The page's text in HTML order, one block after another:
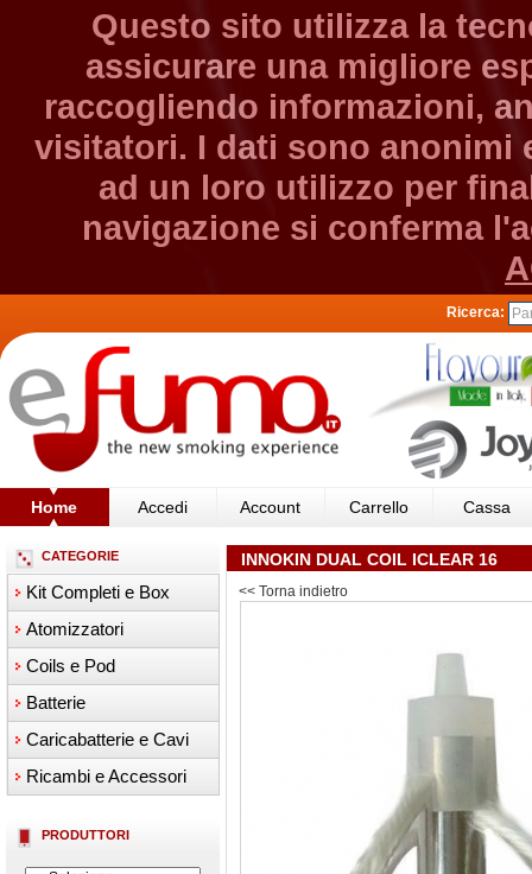
Questo sito utilizza la
assicurare una migliore
raccogliendo informazioni,
visitatori. I dati sono anonimi
ad un loro utilizzo per
navigazione si conferma
Ricerca:
Home Accedi Account Carrello Cassa
CATEGORIE
Kit Completi e Box
Atomizzatori
Coils e Pod
Batterie
Caricabatterie e Cavi
Ricambi e Accessori
PRODUTTORI
INNOKIN DUAL COIL ICLEAR 16
<< Torna indietro